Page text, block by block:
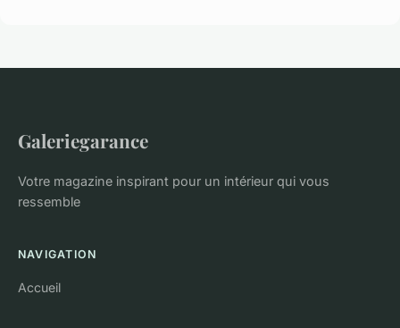
Galeriegarance
Votre magazine inspirant pour un intérieur qui vous
ressemble
NAVIGATION
Accueil